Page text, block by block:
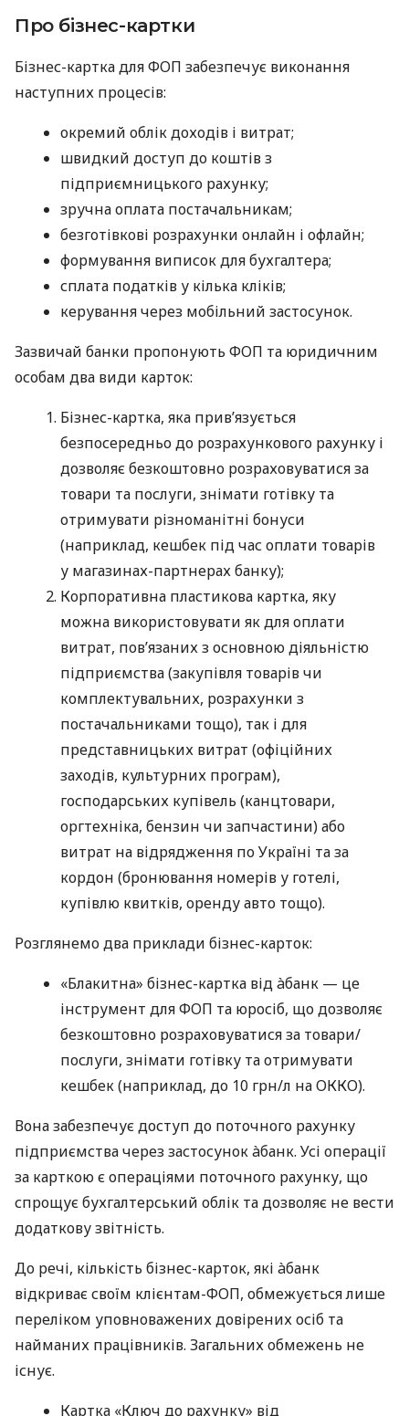
Про бізнес-картки
Бізнес-картка для ФОП забезпечує виконання
наступних процесів:
окремий облік доходів і витрат;
швидкий доступ до коштів з
підприємницького рахунку;
зручна оплата постачальникам;
безготівкові розрахунки онлайн і офлайн;
формування виписок для бухгалтера;
сплата податків у кілька кліків;
керування через мобільний застосунок.
Зазвичай банки пропонують ФОП та юридичним
особам два види карток:
Бізнес-картка, яка прив’язується
безпосередньо до розрахункового рахунку і
дозволяє безкоштовно розраховуватися за
товари та послуги, знімати готівку та
отримувати різноманітні бонуси
(наприклад, кешбек під час оплати товарів
у магазинах-партнерах банку);
Корпоративна пластикова картка, яку
можна використовувати як для оплати
витрат, пов’язаних з основною діяльністю
підприємства (закупівля товарів чи
комплектувальних, розрахунки з
постачальниками тощо), так і для
представницьких витрат (офіційних
заходів, культурних програм),
господарських купівель (канцтовари,
оргтехніка, бензин чи запчастини) або
витрат на відрядження по Україні та за
кордон (бронювання номерів у готелі,
купівлю квитків, оренду авто тощо).
Розглянемо два приклади бізнес-карток:
«Блакитна» бізнес-картка від àбанк — це
інструмент для ФОП та юросіб, що дозволяє
безкоштовно розраховуватися за товари/
послуги, знімати готівку та отримувати
кешбек (наприклад, до 10 грн/л на ОККО).
Вона забезпечує доступ до поточного рахунку
підприємства через застосунок àбанк. Усі операції
за карткою є операціями поточного рахунку, що
спрощує бухгалтерський облік та дозволяє не вести
додаткову звітність.
До речі, кількість бізнес-карток, які àбанк
відкриває своїм клієнтам-ФОП, обмежується лише
переліком уповноважених довірених осіб та
найманих працівників. Загальних обмежень не
існує.
Картка «Ключ до рахунку» від